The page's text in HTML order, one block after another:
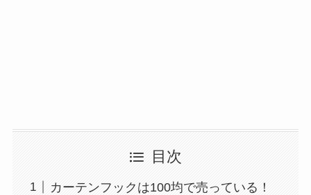
目次
カーテンフックは100均で売っている！